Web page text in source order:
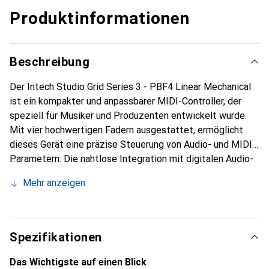
Produktinformationen
Beschreibung
Der Intech Studio Grid Series 3 - PBF4 Linear Mechanical
ist ein kompakter und anpassbarer MIDI-Controller, der
speziell für Musiker und Produzenten entwickelt wurde.
Mit vier hochwertigen Fadern ausgestattet, ermöglicht
dieses Gerät eine präzise Steuerung von Audio- und MIDI-
Parametern. Die nahtlose Integration mit digitalen Audio-
Arbeitsweise, sowohl im Studio als auch bei Live-
Langlebigkeit, während die sanften Bedienelemente eine
intuitive Handhabung bieten. Der PBF4 ist ideal für
kreative Anwendungen und ermöglicht es den Nutzenden,
ihre Musikprojekte mit Leichtigkeit zu steuern und zu
Mehr anzeigen
Spezifikationen
Das Wichtigste auf einen Blick